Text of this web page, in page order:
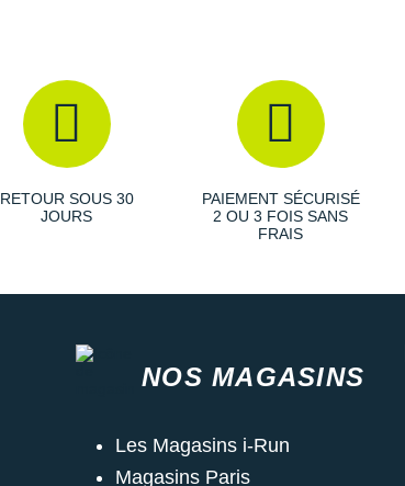
RETOUR SOUS 30
JOURS
PAIEMENT SÉCURISÉ
2 OU 3 FOIS SANS
FRAIS
NOS MAGASINS
Les Magasins i-Run
Magasins Paris